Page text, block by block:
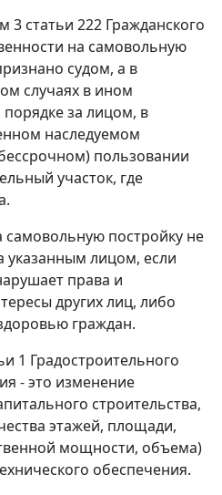
3 статьи 222 Гражданского
на самовольную
судом, а в
случаях в ином
за лицом, в
наследуемом
пользовании
участок, где
самовольную постройку не
указанным лицом, если
права и
других лиц, либо
граждан.
1 Градостроительного
- это изменение
строительства,
этажей, площади,
мощности, объема)
обеспечения.